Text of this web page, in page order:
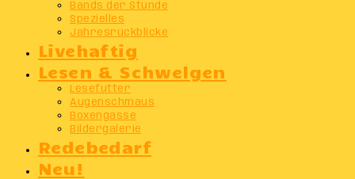
Bands der Stunde
Spezielles
Jahresrückblicke
Livehaftig
Lesen & Schwelgen
Lesefutter
Augenschmaus
Boxengasse
Bildergalerie
Redebedarf
Neu!